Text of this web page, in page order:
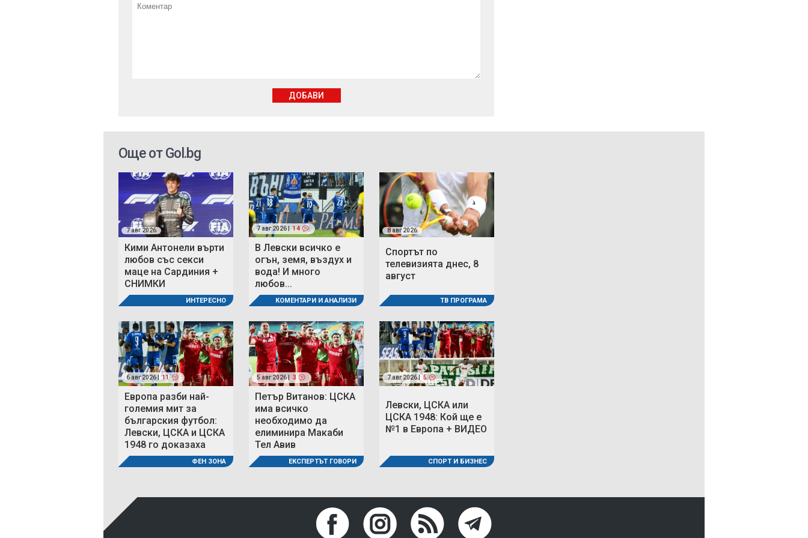
ДОБАВИ
Още от Gol.bg
7 авг 2026
Кими Антонели върти
любов със секси
маце на Сардиния +
СНИМКИ
ИНТЕРЕСНО
7 авг 2026 | 14
В Левски всичко е
огън, земя, въздух и
вода! И много
любов...
КОМЕНТАРИ И АНАЛИЗИ
8 авг 2026
Спортът по
телевизията днес, 8
август
ТВ ПРОГРАМА
6 авг 2026 | 11
Европа разби най-
големия мит за
българския футбол:
Левски, ЦСКА и ЦСКА
1948 го доказаха
ФЕН ЗОНА
5 авг 2026 | 3
Петър Витанов: ЦСКА
има всичко
необходимо да
елиминира Макаби
Тел Авив
ЕКСПЕРТЪТ ГОВОРИ
7 авг 2026 | 5
Левски, ЦСКА или
ЦСКА 1948: Кой ще е
№1 в Европа + ВИДЕО
СПОРТ И БИЗНЕС